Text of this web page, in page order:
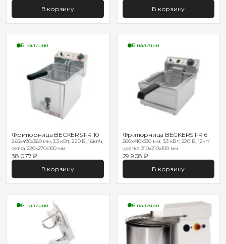
В корзину
В корзину
В наличии
Фритюрница BECKERS FR 10
265x490x360 мм, 3,3 кВт, 220 В, 16кг/ч,
сетка 220х270х100 мм
38 077 ₽
В корзину
В наличии
Фритюрница BECKERS FR 6
260x410x330 мм, 3,3 кВт; 220 В, 12кг/
ч;сетка 210х210х100 мм
29 908 ₽
В корзину
В наличии В наличии